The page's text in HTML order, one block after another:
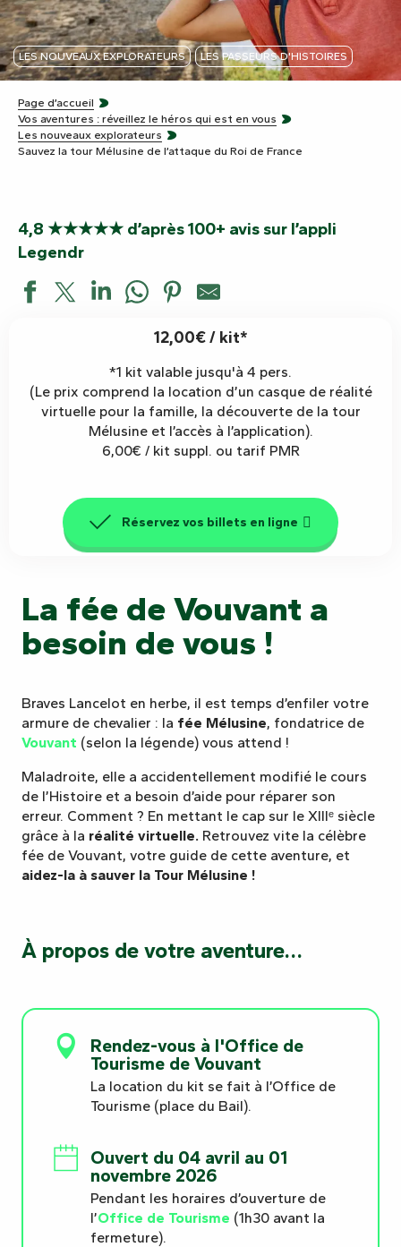
LES NOUVEAUX EXPLORATEURS LES PASSEURS D'HISTOIRES
Page d’accueil
Vos aventures : réveillez le héros qui est en vous
Les nouveaux explorateurs
Sauvez la tour Mélusine de l’attaque du Roi de France
4,8 ★★★★★ d’après 100+ avis sur l’appli
Legendr
12,00€ / kit*
*1 kit valable jusqu'à 4 pers.
(Le prix comprend la location d’un casque de réalité
virtuelle pour la famille, la découverte de la tour
Mélusine et l’accès à l’application).
6,00€ / kit suppl. ou tarif PMR
Réservez vos billets en ligne
La fée de Vouvant a
besoin de vous !
Braves Lancelot en herbe, il est temps d’enfiler votre
armure de chevalier : la fée Mélusine, fondatrice de
Vouvant (selon la légende) vous attend !
Maladroite, elle a accidentellement modifié le cours
de l’Histoire et a besoin d’aide pour réparer son
erreur. Comment ? En mettant le cap sur le XIIIᵉ siècle
grâce à la réalité virtuelle. Retrouvez vite la célèbre
fée de Vouvant, votre guide de cette aventure, et
aidez-la à sauver la Tour Mélusine !
À propos de votre aventure…
Rendez-vous à l'Office de
Tourisme de Vouvant
La location du kit se fait à l’Office de
Tourisme (place du Bail).
Ouvert du 04 avril au 01
novembre 2026
Pendant les horaires d’ouverture de
l’Office de Tourisme (1h30 avant la
fermeture).